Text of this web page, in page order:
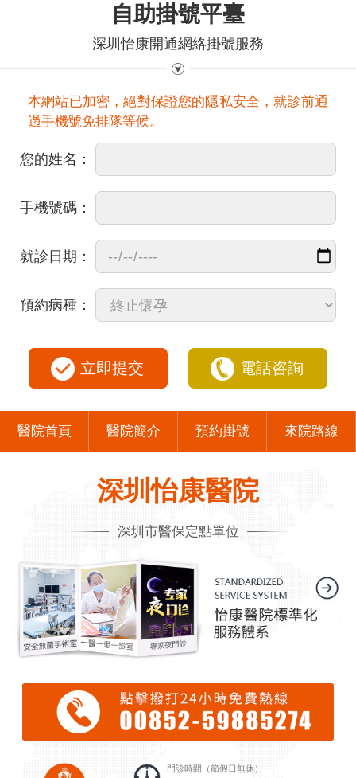
自助掛號平臺
深圳怡康開通網絡掛號服務
本網站已加密，絕對保證您的隱私安全，就診前通
過手機號免排隊等候。
您的姓名：
手機號碼：
就診日期：
預約病種：
立即提交 電話咨詢
醫院首頁 醫院簡介 預約掛號 來院路線
深圳怡康醫院
深圳市醫保定點單位
門診時間（節假日無休）